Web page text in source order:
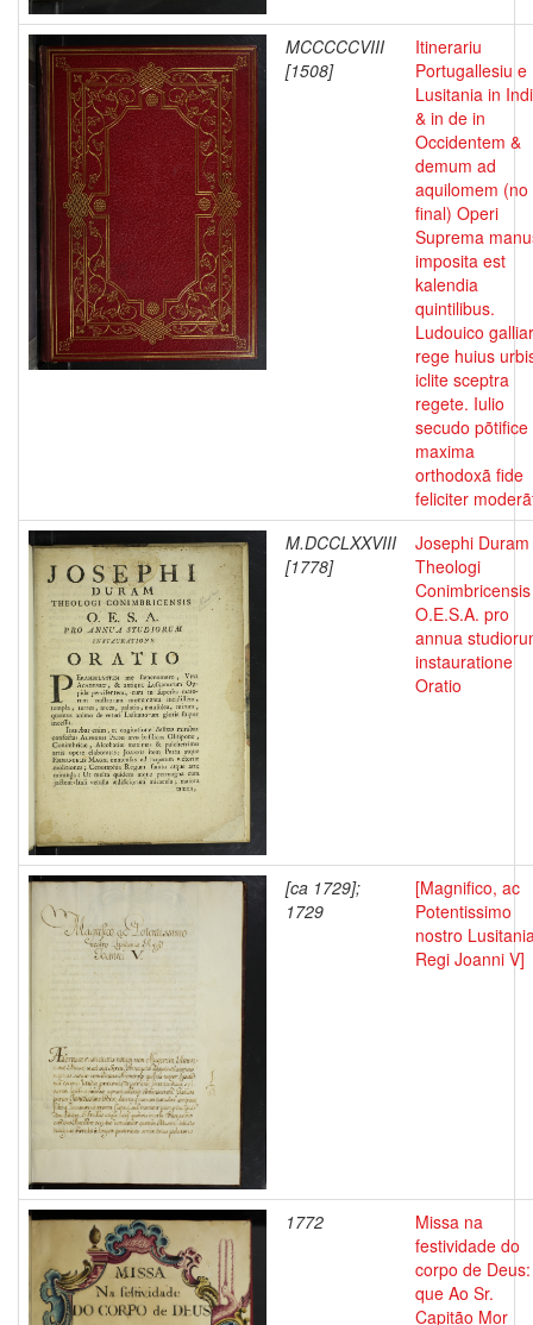
MCCCCCVIII
[1508]
Itinerariu
Portugallesiu e
Lusitania in
& in de in
Occidentem &
demum ad
aquilomem (no
final) Operi
Suprema
imposita est
kalendia
quintilibus.
Ludouico galliar
rege huius
iclite sceptra
regete. Iulio
secudo põtifice
maxima
orthodoxã fide
feliciter
M.DCCLXXVIII
[1778]
Josephi Duram
Theologi
Conimbricensis
O.E.S.A. pro
annua
instauratione
Oratio
[ca 1729];
1729
[Magnifico, ac
Potentissimo
nostro
Regi Joanni V]
1772
Missa na
festividade do
corpo de Deus:
que Ao Sr.
Capitão Mor